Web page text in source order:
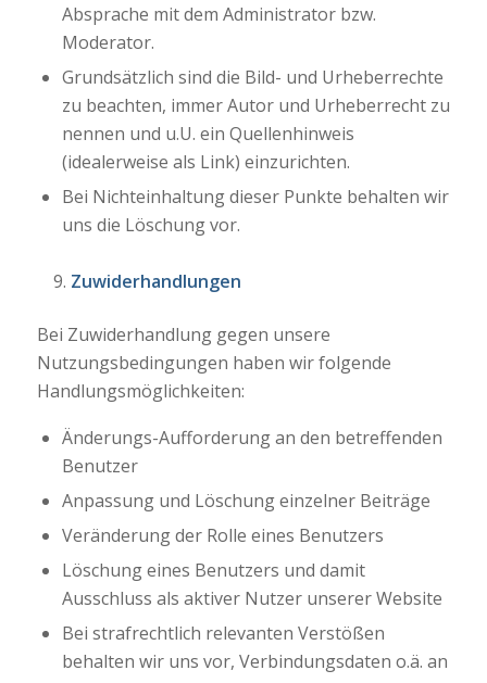
Absprache mit dem Administrator bzw.
Moderator.
Grundsätzlich sind die Bild- und Urheberrechte
zu beachten, immer Autor und Urheberrecht zu
nennen und u.U. ein Quellenhinweis
(idealerweise als Link) einzurichten.
Bei Nichteinhaltung dieser Punkte behalten wir
uns die Löschung vor.
Zuwiderhandlungen
Bei Zuwiderhandlung gegen unsere
Nutzungsbedingungen haben wir folgende
Handlungsmöglichkeiten:
Änderungs-Aufforderung an den betreffenden
Benutzer
Anpassung und Löschung einzelner Beiträge
Veränderung der Rolle eines Benutzers
Löschung eines Benutzers und damit
Ausschluss als aktiver Nutzer unserer Website
Bei strafrechtlich relevanten Verstößen
behalten wir uns vor, Verbindungsdaten o.ä. an